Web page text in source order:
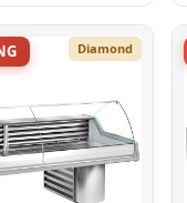
Diamond